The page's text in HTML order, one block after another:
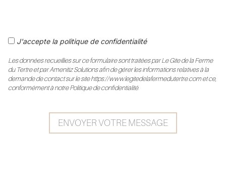
J'accepte la politique de confidentialité
Les données recueillies sur ce formulaire sont traitées par Le Gite de la Ferme
du Tertre et par Amenitiz Solutions afin de gérer les informations relatives à la
demande de contact sur le site https://www.legitedelafermedutertre.com et ce,
conformément à notre Politique de confidentialité.